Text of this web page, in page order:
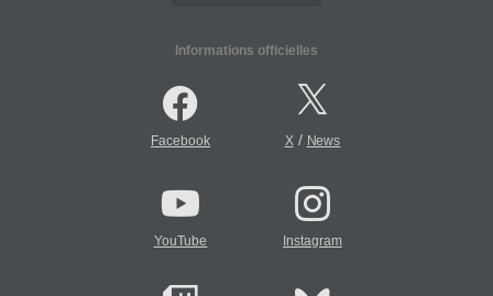
Informations officielles
Facebook X/ News
YouTube Instagram